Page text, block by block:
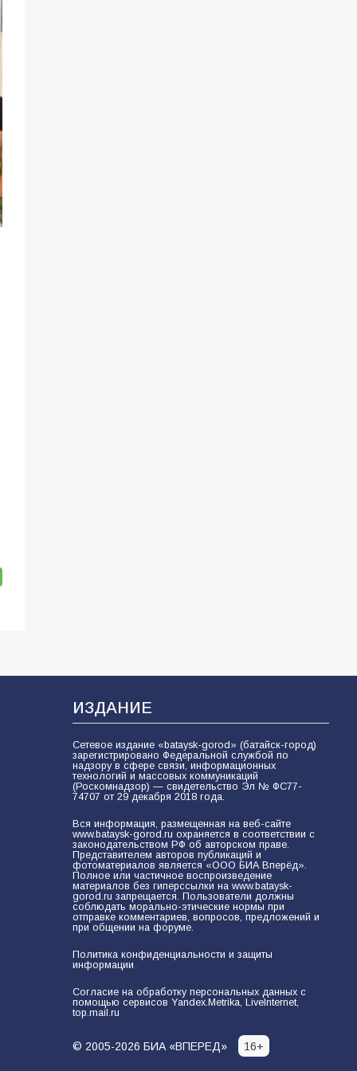
ИЗДАНИЕ
Сетевое издание «bataysk-gorod» (батайск-город)
зарегистрировано Федеральной службой по
надзору в сфере связи, информационных
технологий и массовых коммуникаций
(Роскомнадзор) — свидетельство Эл № ФС77-
74707 от 29 декабря 2018 года.
Вся информация, размещенная на веб-сайте
www.bataysk-gorod.ru охраняется в соответствии с
законодательством РФ об авторском праве.
Представителем авторов публикаций и
фотоматериалов является «ООО БИА Вперёд».
Полное или частичное воспроизведение
материалов без гиперссылки на www.bataysk-
gorod.ru запрещается. Пользователи должны
соблюдать морально-этические нормы при
отправке комментариев, вопросов, предложений и
при общении на форуме.
Политика конфиденциальности и защиты
информации
Согласие на обработку персональных данных с
помощью сервисов Yandex.Metrika, LiveInternet,
top.mail.ru
© 2005-2026 БИА «ВПЕРЕД» 16+